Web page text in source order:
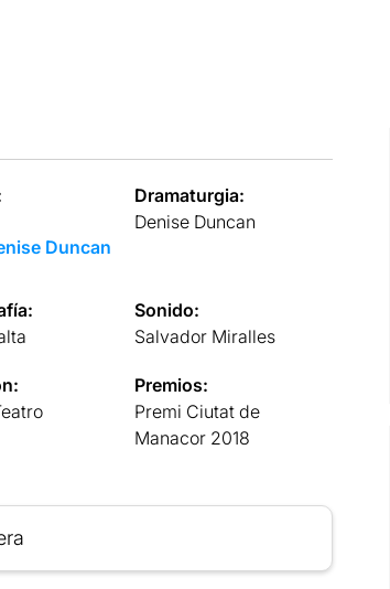
Duncan
Dramaturgia:
Denise Duncan
Sonido:
Salvador Miralles
Premios:
Premi Ciutat de
Manacor 2018